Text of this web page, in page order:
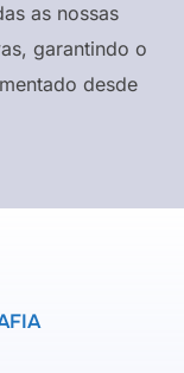
as nossas
garantindo o
desde